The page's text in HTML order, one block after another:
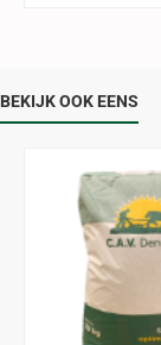
BEKIJK OOK EENS